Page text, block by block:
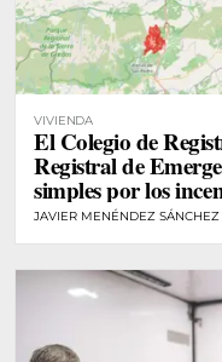
VIVIENDA
El Colegio de
Registral de
simples por los
JAVIER MENÉNDEZ SÁNCHEZ